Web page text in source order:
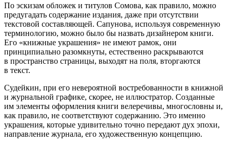
По эскизам обложек и титулов Сомова, как правило, можно
предугадать содержание издания, даже при отсутствии
текстовой составляющей. Сапунова, используя современную
терминологию, можно было бы назвать дизайнером книги.
Его «книжные украшения» не имеют рамок, они
принципиально разомкнуты, естественно раскрываются
в пространство страницы, выходят на поля, вторгаются
в текст.
Судейкин, при его невероятной востребованности в книжной
и журнальной графике, скорее, не иллюстратор. Созданные
им элементы оформления книги велеречивы, многословны и,
как правило, не соответствуют содержанию. Это именно
украшения, которые удивительно точно передают дух эпохи,
направление журнала, его художественную концепцию.